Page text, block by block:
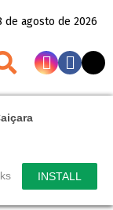
INSTALL
de agosto de 2026